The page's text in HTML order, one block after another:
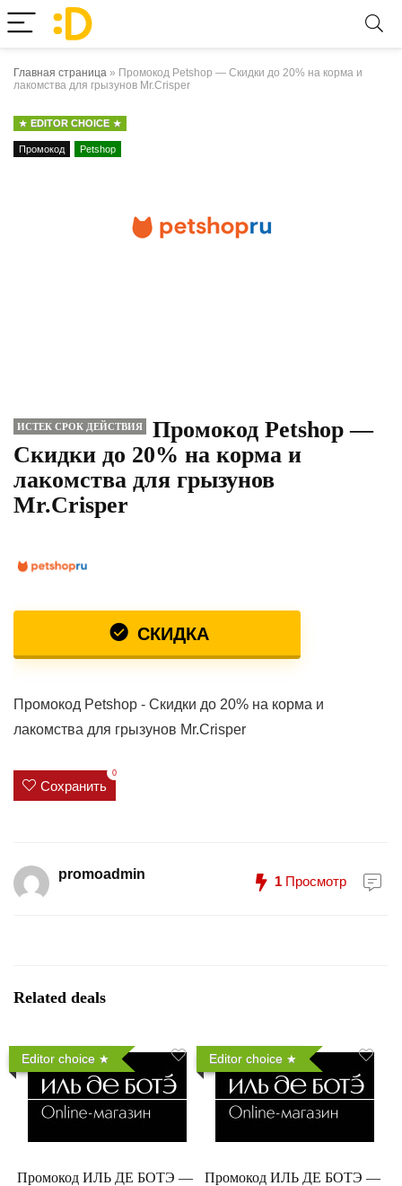
Главная страница » Промокод Petshop — Скидки до 20% на корма и
лакомства для грызунов Mr.Crisper
EDITOR CHOICE
Промокод Petshop
ИСТЕК СРОК ДЕЙСТВИЯ
Промокод Petshop —
Скидки до 20% на корма и
лакомства для грызунов
Mr.Crisper
СКИДКА
Промокод Petshop - Скидки до 20% на корма и
лакомства для грызунов Mr.Crisper
Сохранить
0
promoadmin 1 Просмотр
Related deals
Editor choice
Промокод ИЛЬ ДЕ БОТЭ —
Editor choice
Промокод ИЛЬ ДЕ БОТЭ —